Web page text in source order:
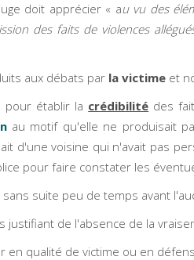
doit apprécier « au vu des
des faits de violences
aux débats par la victime et
pour établir la crédibilité des
au motif qu'elle ne produisait
d'une voisine qui n'avait pas
pour faire constater les
suite peu de temps avant
de l'absence de la
qualité de victime ou en